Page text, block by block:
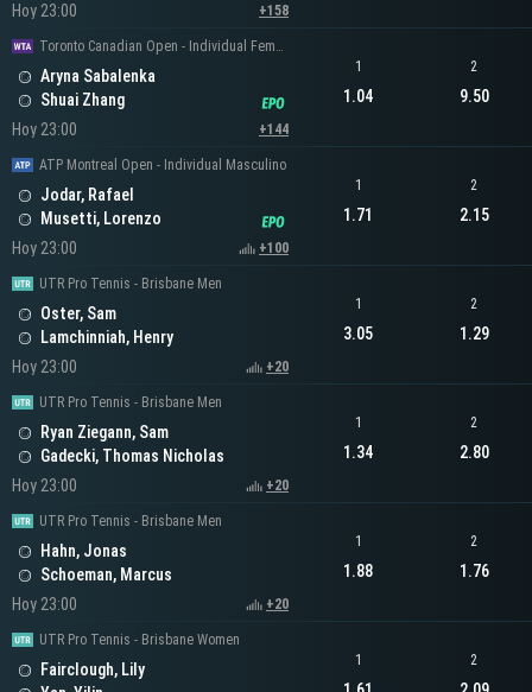
Hoy 23:00
+158
Toronto Canadian Open - Individual Femenino
Aryna Sabalenka
Shuai Zhang
Hoy 23:00
+144
1
1.04
2
9.50
ATP Montreal Open - Individual Masculino
Jodar, Rafael
Musetti, Lorenzo
Hoy 23:00
+100
1
1.71
2
2.15
UTR Pro Tennis - Brisbane Men
Oster, Sam
Lamchinniah, Henry
Hoy 23:00
+20
1
3.05
2
1.29
UTR Pro Tennis - Brisbane Men
Ryan Ziegann, Sam
Gadecki, Thomas Nicholas
Hoy 23:00
+20
1
1.34
2
2.80
UTR Pro Tennis - Brisbane Men
Hahn, Jonas
Schoeman, Marcus
Hoy 23:00
+20
1
1.88
2
1.76
UTR Pro Tennis - Brisbane Women
Fairclough, Lily
1 2